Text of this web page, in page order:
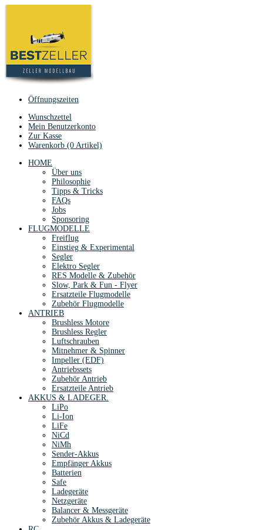
Öffnungszeiten
Wunschzettel
Mein Benutzerkonto
Zur Kasse
Warenkorb (0 Artikel)
HOME
Über uns
Philosophie
Tipps & Tricks
FAQs
Jobs
Sponsoring
FLUGMODELLE
Freiflug
Einstieg & Experimental
Segler
Elektro Segler
RES Modelle & Zubehör
Slow, Park & Fun - Flyer
Ersatzteile Flugmodelle
Zubehör Flugmodelle
ANTRIEB
Brushless Motore
Brushless Regler
Luftschrauben
Mitnehmer & Spinner
Impeller (EDF)
Antriebssets
Zubehör Antrieb
Ersatzteile Antrieb
AKKUS & LADEGER.
LiPo
Li-Ion
LiFe
NiCd
NiMh
Sender-Akkus
Empfänger Akkus
Batterien
Safe
Ladegeräte
Netzgeräte
Balancer & Messgeräte
Zubehör Akkus & Ladegeräte